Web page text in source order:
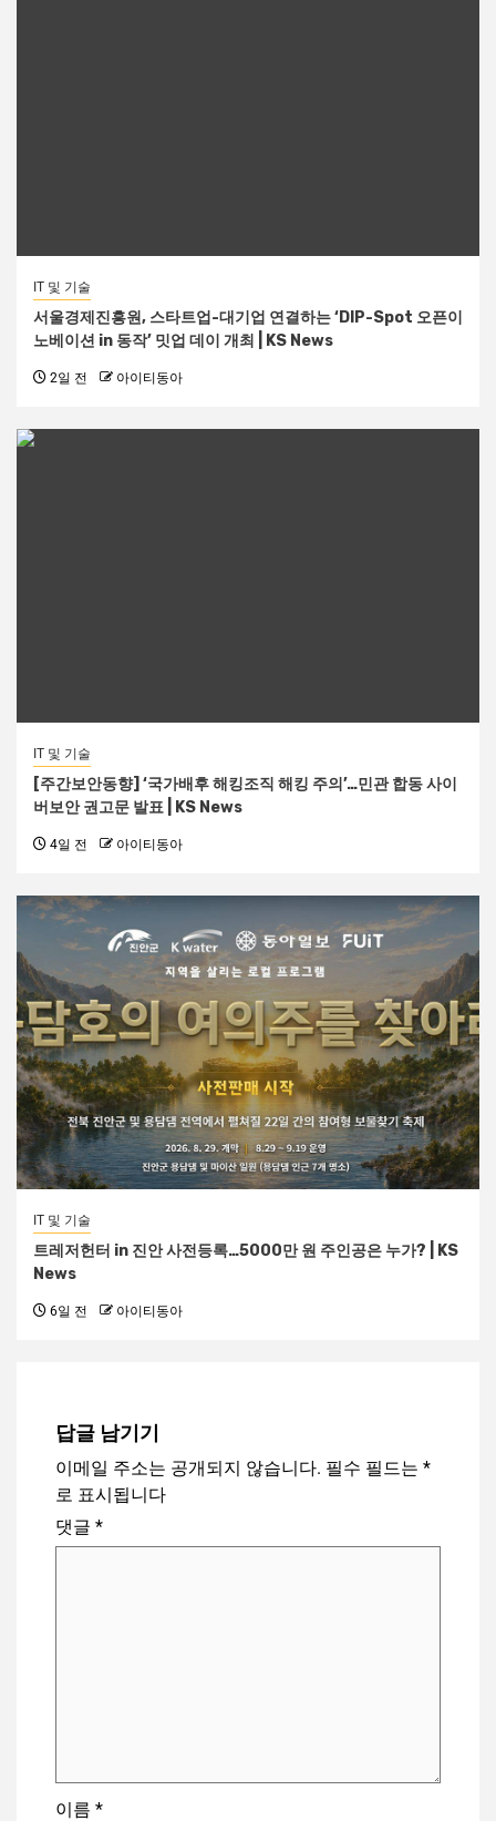
IT 및 기술
서울경제진흥원, 스타트업-대기업 연결하는 ‘DIP-Spot 오픈이
노베이션 in 동작’ 밋업 데이 개최 | KS News
2일 전 아이티동아
IT 및 기술
[주간보안동향] ‘국가배후 해킹조직 해킹 주의’…민관 합동 사이
버보안 권고문 발표 | KS News
4일 전 아이티동아
IT 및 기술
트레저헌터 in 진안 사전등록…5000만 원 주인공은 누가? | KS
News
6일 전 아이티동아
답글 남기기
이메일 주소는 공개되지 않습니다. 필수 필드는 *
로 표시됩니다
댓글 *
이름 *